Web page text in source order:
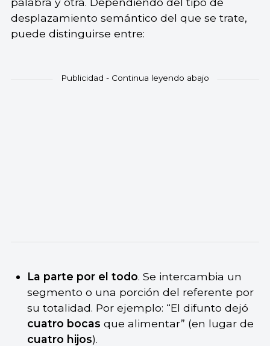
desplazamiento semántico del que se trate,
puede distinguirse entre:
La parte por el todo. Se intercambia un
segmento o una porción del referente por
su totalidad. Por ejemplo: “El difunto dejó
cuatro bocas que alimentar” (en lugar de
cuatro hijos).